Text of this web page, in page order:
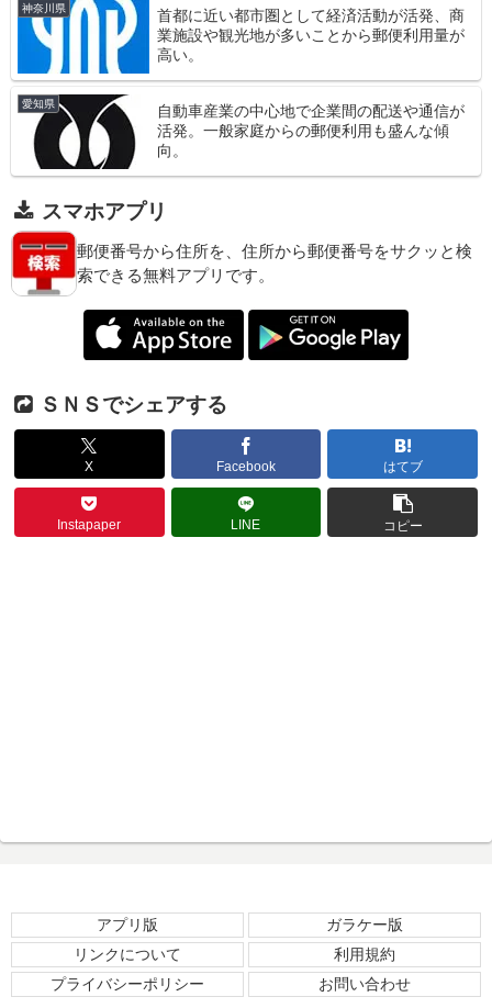
神奈川県
首都に近い都市圏として経済活動が活発、商
業施設や観光地が多いことから郵便利用量が
高い。
愛知県
自動車産業の中心地で企業間の配送や通信が
活発。一般家庭からの郵便利用も盛んな傾
向。
スマホアプリ
郵便番号から住所を、住所から郵便番号をサクッと検
索できる無料アプリです。
ＳＮＳでシェアする
X Facebook はてブ
Instapaper LINE コピー
アプリ版
ガラケー版
リンクについて
利用規約
プライバシーポリシー
お問い合わせ